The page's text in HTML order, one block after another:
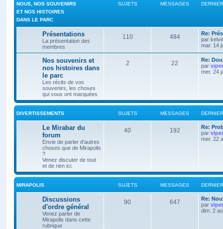
NOUS, NOS SOUVENIRS
ET NOS HISTOIRES
DANS LE PARC
SUJETS MESSAGES
Présentations
La présentation des
membres
110 484
Re:
par
mar. 14
Nos souvenirs et
nos histoires dans
le parc
Les récits de vos
souvenirs, les choses
qui vous ont marquées
2 22
Re:
par
mer. 24
DIVERTISSEMENTS SUJETS MESSAGES
Le Mirabar du
forum
Envie de parler d'autres
choses que de Mirapolis
?
Venez discuter de tout
et de rien ici.
40 192
Re:
par
mer. 22
MIRAPOLIS SUJETS MESSAGES
Discussions
d'ordre général
Venez parler de
Mirapolis dans cette
rubrique
90 647
Re:
par
dim. 2